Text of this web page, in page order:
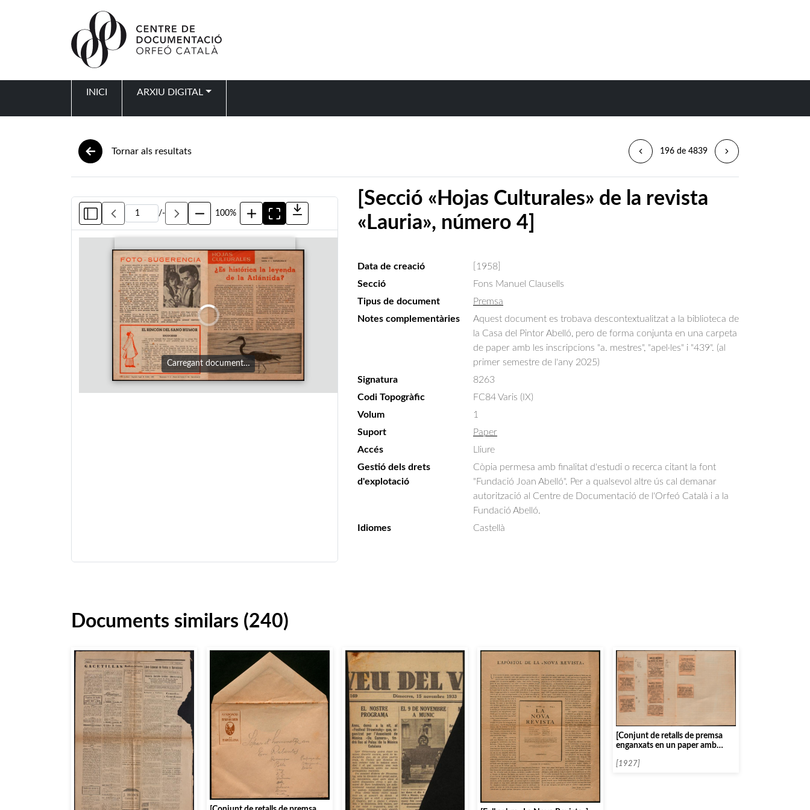
INICI ARXIU DIGITAL
Tornar als resultats 196 de 4839
/- 100%
Carregant document…
[Secció «Hojas Culturales» de la revista
«Lauria», número 4]
Data de creació
[1958]
Secció
Fons Manuel Clausells
Tipus de document
Premsa
Notes complementàries
Aquest document es trobava descontextualitzat a la biblioteca de
la Casa del Pintor Abelló, pero de forma conjunta en una carpeta
de paper amb les inscripcions "a. mestres", "apel·les" i "439". (al
primer semestre de l'any 2025)
Signatura
8263
Codi Topogràfic
FC84 Varis (IX)
Volum
1
Suport
Paper
Accés
Lliure
Gestió dels drets
d'explotació
Còpia permesa amb finalitat d'estudi o recerca citant la font
"Fundació Joan Abelló". Per a qualsevol altre ús cal demanar
autorització al Centre de Documentació de l'Orfeó Català i a la
Fundació Abelló.
Idiomes
Castellà
Documents similars (240)
[Conjunt de retalls de premsa
enganxats en un paper amb
Mestres]
[1927]